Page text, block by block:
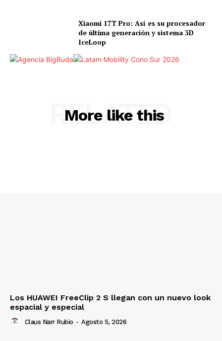
Xiaomi 17T Pro: Así es su procesador
de última generación y sistema 3D
IceLoop
More like this
RELATED
Los HUAWEI FreeClip 2 S llegan con un nuevo look
espacial y especial
Claus Narr Rubio - Agosto 5, 2026